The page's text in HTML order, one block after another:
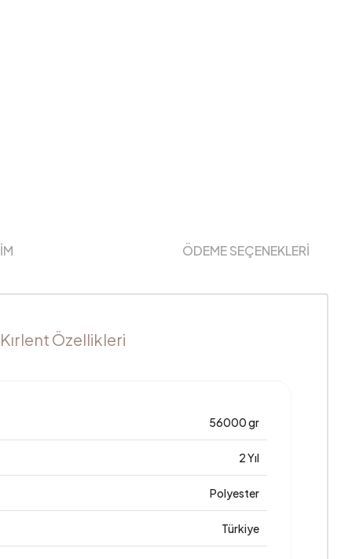
ÖDEME SEÇENEKLERİ
Özellikleri
56000 gr
2 Yıl
Polyester
Türkiye